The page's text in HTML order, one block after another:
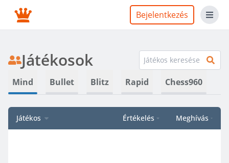
Bejelentkezés
Játékosok
Mind Bullet Blitz Rapid Chess960
Játékos Értékelés Meghívás